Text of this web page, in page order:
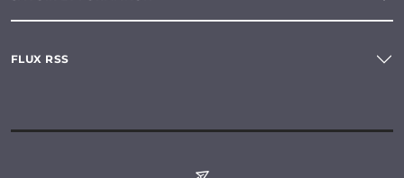
FLUX RSS